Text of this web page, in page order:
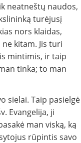
neatneštų naudos,
tu­rėjusį
nors klaidas,
ki­tam. Jis turi
min­timis, ir taip
tinka; to man
sielai. Taip pasielgė
Evangelija, ji
man viską, ką
rūpintis savo